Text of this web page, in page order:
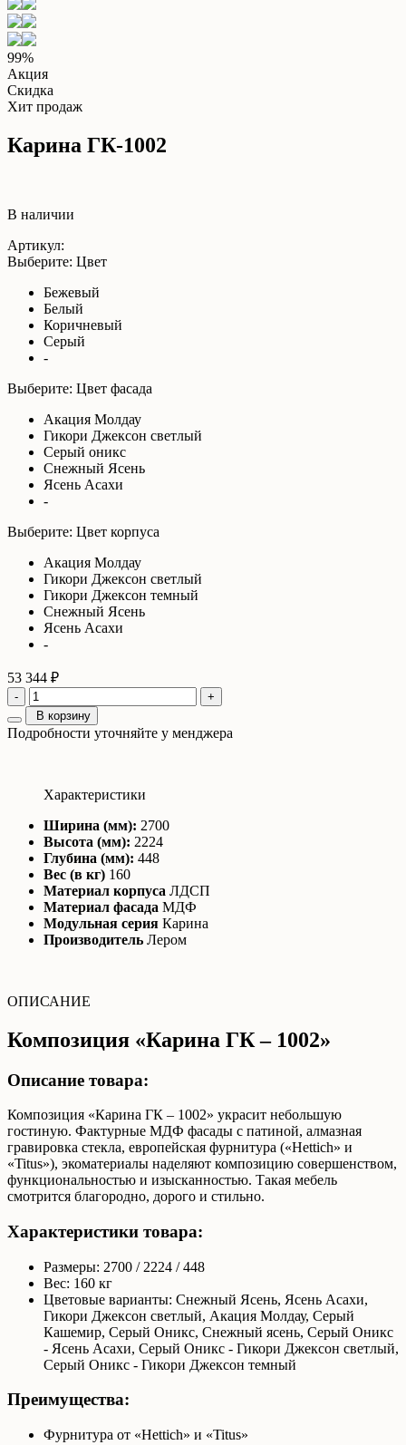
99%
Акция
Скидка
Хит продаж
Карина ГК-1002
В наличии
Артикул:
Выберите: Цвет
Бежевый
Белый
Коричневый
Серый
-
Выберите: Цвет фасада
Акация Молдау
Гикори Джексон светлый
Серый оникс
Снежный Ясень
Ясень Асахи
-
Выберите: Цвет корпуса
Акация Молдау
Гикори Джексон светлый
Гикори Джексон темный
Снежный Ясень
Ясень Асахи
-
53 344 ₽
-
+
В корзину
Подробности уточняйте у менджера
Характеристики
Ширина (мм): 2700
Высота (мм): 2224
Глубина (мм): 448
Вес (в кг) 160
Материал корпуса ЛДСП
Материал фасада МДФ
Модульная серия Карина
Производитель Лером
ОПИСАНИЕ
Композиция «Карина ГК – 1002»
Описание товара:
Композиция «Карина ГК – 1002» украсит небольшую
гостиную. Фактурные МДФ фасады с патиной, алмазная
гравировка стекла, европейская фурнитура («Hettich» и
«Titus»), экоматериалы наделяют композицию совершенством,
функциональностью и изысканностью. Такая мебель
смотрится благородно, дорого и стильно.
Характеристики товара:
Размеры: 2700 / 2224 / 448
Вес: 160 кг
Цветовые варианты: Снежный Ясень, Ясень Асахи,
Гикори Джексон светлый, Акация Молдау, Серый
Кашемир, Серый Оникс, Снежный ясень, Серый Оникс
- Ясень Асахи, Серый Оникс - Гикори Джексон светлый,
Серый Оникс - Гикори Джексон темный
Преимущества:
Фурнитура от «Hettich» и «Titus»